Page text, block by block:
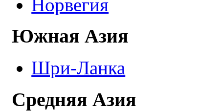
Норвегия
Южная Азия
Шри-Ланка
Средняя Азия